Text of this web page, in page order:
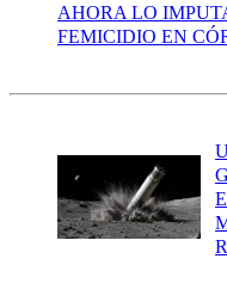
AHORA LO
FEMICIDIO EN